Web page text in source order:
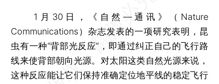
1月30日，《自然—通讯》（Nature
Communications）杂志发表的一项研究表明，昆
虫有一种“背部光反应”，即通过纠正自己的飞行路
线来使背部朝向光源。对太阳这类自然光源来说，
这种反应能让它们保持准确定位地平线的稳定飞行